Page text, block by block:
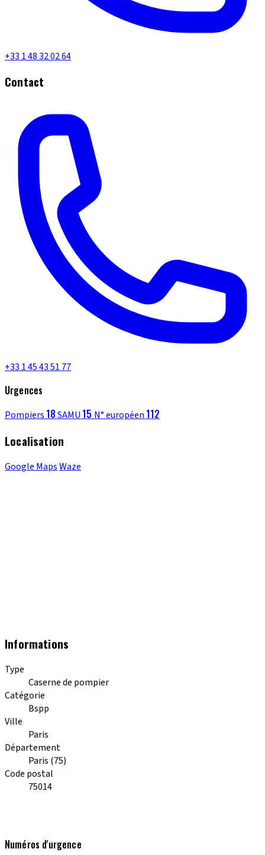
+33 1 48 32 02 64
Contact
+33 1 45 43 51 77
Urgences
Pompiers 18SAMU 15 N° européen 112
Localisation
Google MapsWaze
Informations
Type
Caserne de pompier
Catégorie
Bspp
Ville
Paris
Département
Paris (75)
Code postal
75014
Numéros d'urgence